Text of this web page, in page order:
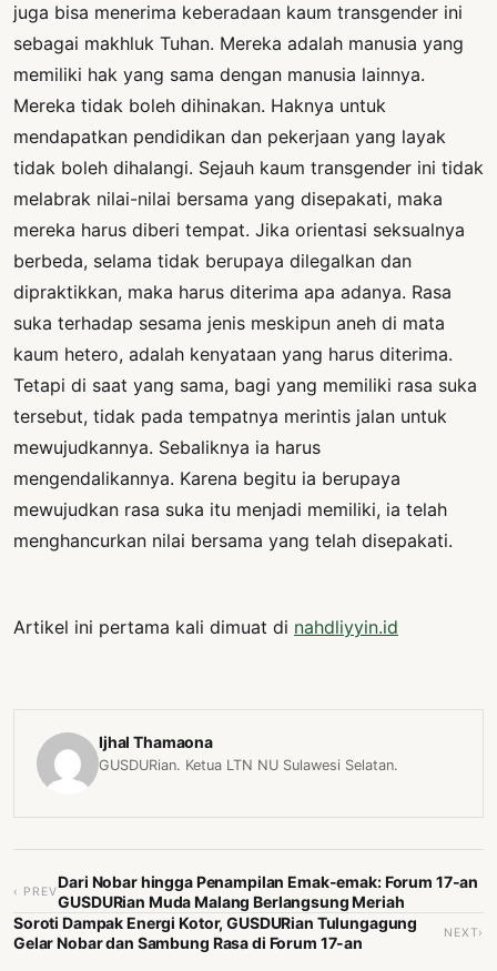
juga bisa menerima keberadaan kaum transgender ini
sebagai makhluk Tuhan. Mereka adalah manusia yang
memiliki hak yang sama dengan manusia lainnya.
Mereka tidak boleh dihinakan. Haknya untuk
mendapatkan pendidikan dan pekerjaan yang layak
tidak boleh dihalangi. Sejauh kaum transgender ini tidak
melabrak nilai-nilai bersama yang disepakati, maka
mereka harus diberi tempat. Jika orientasi seksualnya
berbeda, selama tidak berupaya dilegalkan dan
dipraktikkan, maka harus diterima apa adanya. Rasa
suka terhadap sesama jenis meskipun aneh di mata
kaum hetero, adalah kenyataan yang harus diterima.
Tetapi di saat yang sama, bagi yang memiliki rasa suka
tersebut, tidak pada tempatnya merintis jalan untuk
mewujudkannya. Sebaliknya ia harus
mengendalikannya. Karena begitu ia berupaya
mewujudkan rasa suka itu menjadi memiliki, ia telah
menghancurkan nilai bersama yang telah disepakati.
Artikel ini pertama kali dimuat di nahdliyyin.id
Ijhal Thamaona
GUSDURian. Ketua LTN NU Sulawesi Selatan.
‹ PREV
Dari Nobar hingga Penampilan Emak-emak: Forum 17-an
GUSDURian Muda Malang Berlangsung Meriah
Soroti Dampak Energi Kotor, GUSDURian Tulungagung
Gelar Nobar dan Sambung Rasa di Forum 17-an
NEXT›